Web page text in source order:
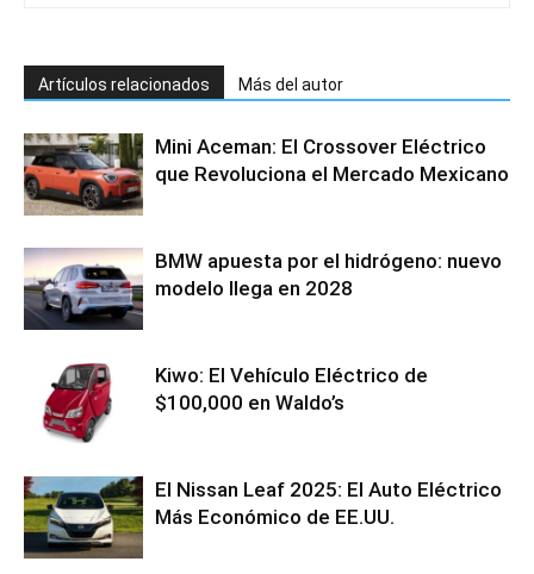
Artículos relacionados Más del autor
Mini Aceman: El Crossover Eléctrico
que Revoluciona el Mercado Mexicano
BMW apuesta por el hidrógeno: nuevo
modelo llega en 2028
Kiwo: El Vehículo Eléctrico de
$100,000 en Waldo’s
El Nissan Leaf 2025: El Auto Eléctrico
Más Económico de EE.UU.